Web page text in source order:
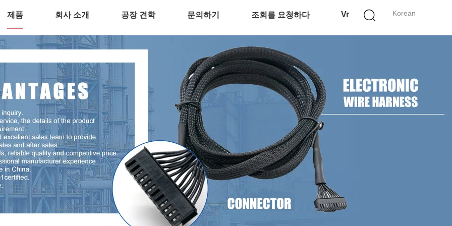
Korean
제품 회사 소개 공장 견학 문의하기 조회를 요청하다 Vr